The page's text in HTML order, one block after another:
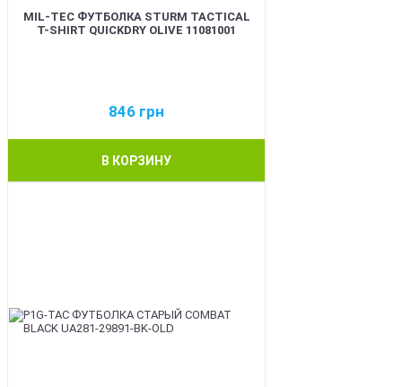
MIL-TEC ФУТБОЛКА STURM TACTICAL
T-SHIRT QUICKDRY OLIVE 11081001
846 грн
В КОРЗИНУ